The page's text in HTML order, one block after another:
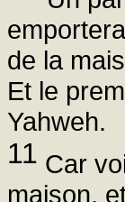
de la
Et le
Yahweh.
11 Car
maison,